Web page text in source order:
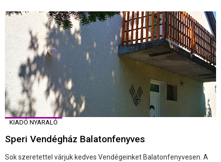
KIADÓ NYARALÓ
Speri Vendégház Balatonfenyves
Sok szeretettel várjuk kedves Vendégeinket Balatonfenyvesen. A